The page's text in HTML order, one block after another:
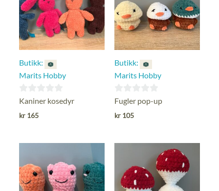
Butikk:
Marits Hobby
0
ut
Kaniner kosedyr
kr 165
Butikk:
Marits Hobby
0
ut
Fugler pop-up
kr 105